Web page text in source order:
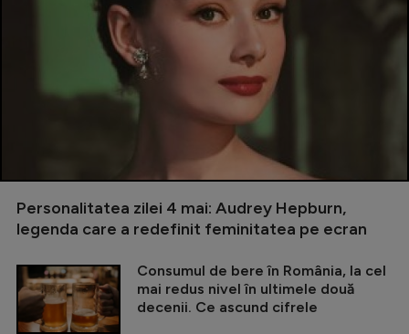
Personalitatea zilei 4 mai: Audrey Hepburn,
legenda care a redefinit feminitatea pe ecran
Consumul de bere în România, la cel
mai redus nivel în ultimele două
decenii. Ce ascund cifrele